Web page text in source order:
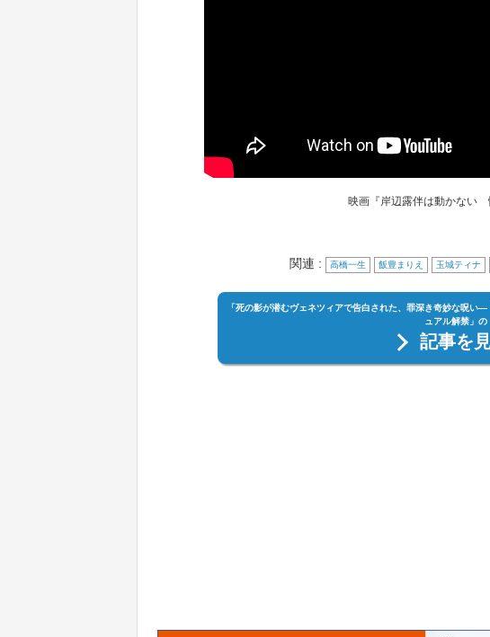
映画『岸辺露伴は動かない
関連 : 高橋一生 飯豊まりえ 玉城ティナ
「死の影が潜むヴェネツィアで告白された、罪深き奇妙な呪
ュアル解禁」の
記事を